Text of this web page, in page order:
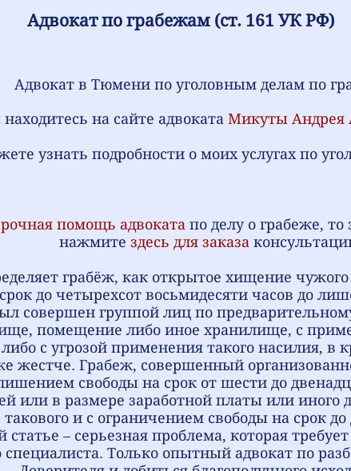
Адвокат по грабежам (ст. 161 УК РФ)
Адвокат в Тюмени по уголовным делам по
на сайте адвоката Микуты Андрея
узнать подробности о моих услугах по
помощь адвоката по делу о грабеже,
нажмите здесь для заказа
грабёж, как открытое хищение
до четырехсот восьмидесяти часов до
совершен группой лиц по
помещение либо иное хранилище, с
с угрозой применения такого насилия, в
жестче. Грабеж, совершенный
свободы на срок от шести до
или в размере заработной платы или иного
и с ограничением свободы на срок до
– серьезная проблема, которая
Только опытный адвокат по